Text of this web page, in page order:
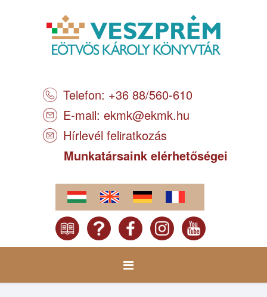
Telefon: +36 88/560-610
E-mail: ekmk@ekmk.hu
Hírlevél feliratkozás
Munkatársaink elérhetőségei